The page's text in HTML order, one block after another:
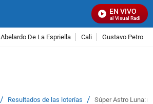
EN VIVO
Señal Visual Radio
De La Espriella Cali Gustavo Petro
/ Resultados de las loterías / Súper Astro Luna: